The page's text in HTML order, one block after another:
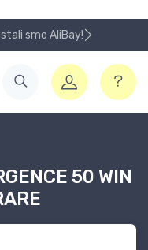
smo AliBay!
50 WIN